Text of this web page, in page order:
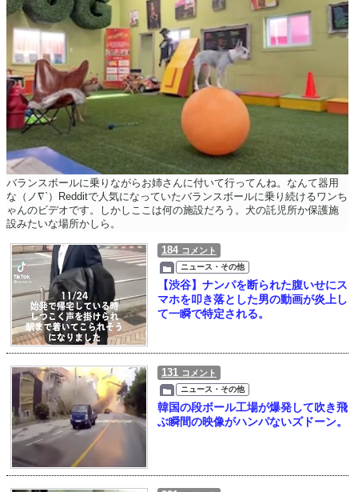
バランスボールに乗りながらお姉さんに付いて行ってんね。なんて器用
な（ノ∇`）Redditで人気になっていたバランスボールに乗り続けるワンち
ゃんのビデオです。しかしここは何の施設だろう。犬の託児所か保護施
設みたいな場所かしら。
184 コメント
ニュース・その他
【渋谷】ナンパを断られた腹いせにス
マホを叩き落とした男の動画が炎上し
て一瞬で特定される。
131 コメント
ニュース・その他
韓国の段ボール工場が爆発して吹き飛
ぶ瞬間の映像がハンパないズドーン。